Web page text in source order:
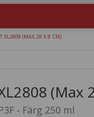
XL2808 (MAX 28 X 8 CM)
(Max
- Färg 250 ml